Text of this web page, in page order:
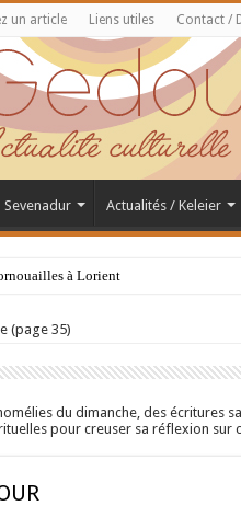
un article Liens utiles Contact /
Sevenadur Actualités / Keleier
à Lorient
(page 35)
du dimanche, des écritures
pour creuser sa réflexion sur